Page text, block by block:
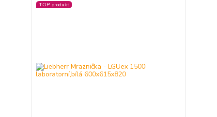
TOP produkt